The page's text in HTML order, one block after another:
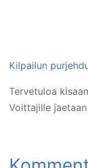
Kilpailun
Tervetuloa
Voittajille